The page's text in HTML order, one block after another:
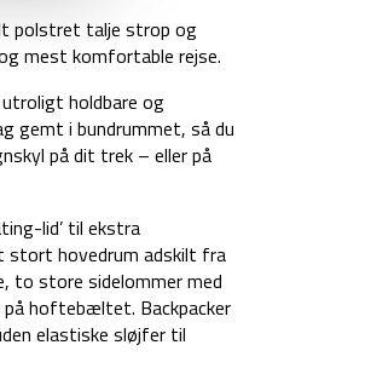
polstret talje strop og
mest komfortable rejse.
holdbare og
gemt i bundrummet, så du
på dit trek – eller på
lid’ til ekstra
stort hovedrum adskilt fra
to store sidelommer med
hoftebæltet. Backpacker
elastiske sløjfer til